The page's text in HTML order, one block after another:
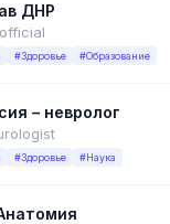
ДНР
#Здоровье #Образование
– невролог
#Здоровье #Наука